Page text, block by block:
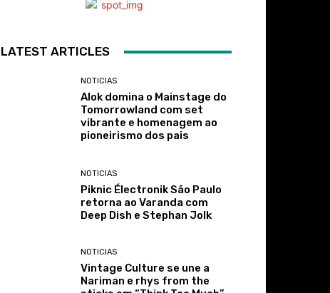
LATEST ARTICLES
NOTICIAS
Alok domina o Mainstage do
Tomorrowland com set
vibrante e homenagem ao
pioneirismo dos pais
NOTICIAS
Piknic Électronik São Paulo
retorna ao Varanda com
Deep Dish e Stephan Jolk
NOTICIAS
Vintage Culture se une a
Nariman e rhys from the